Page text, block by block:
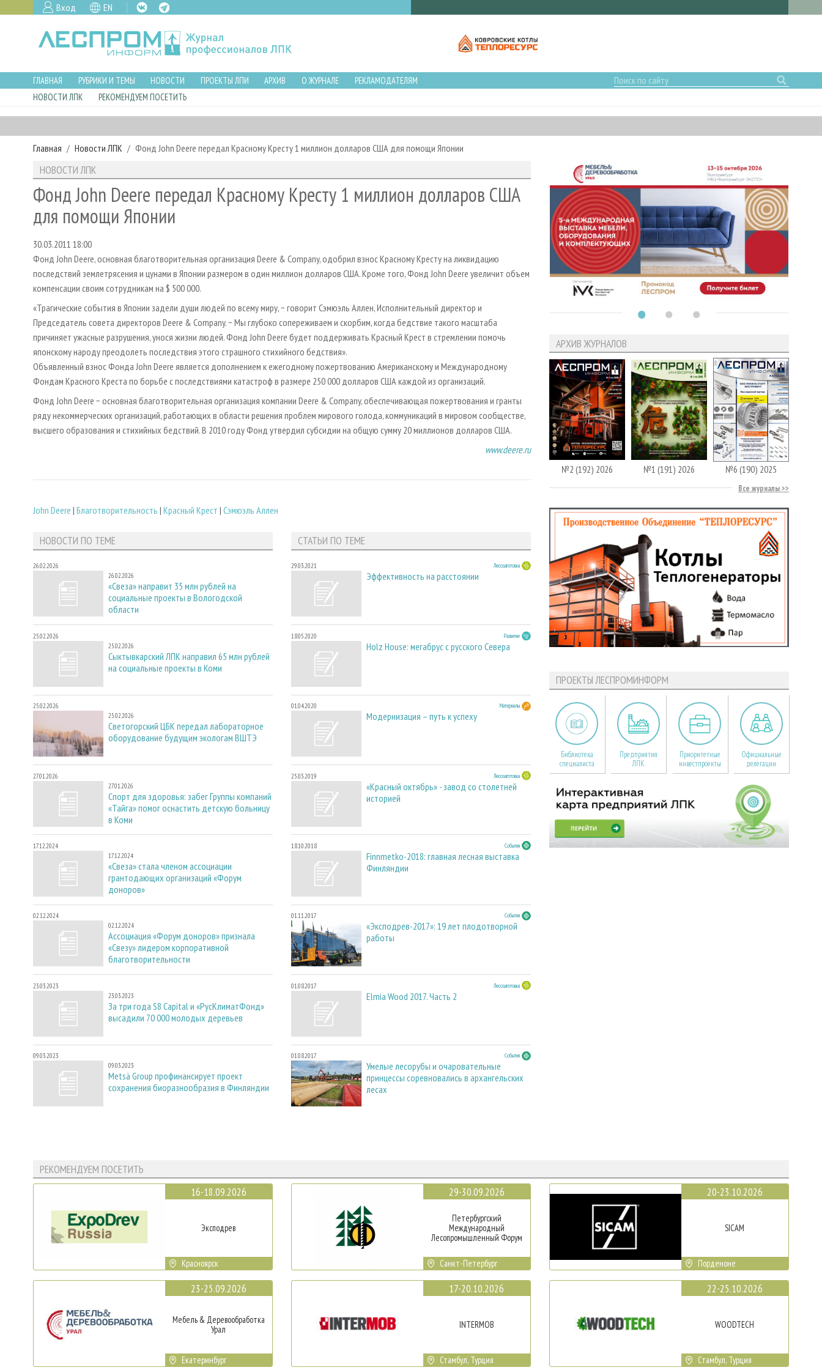
Вход EN
ГЛАВНАЯ РУБРИКИ И ТЕМЫ НОВОСТИ ПРОЕКТЫ ЛПИ АРХИВ О ЖУРНАЛЕ
РЕКЛАМОДАТЕЛЯМ
НОВОСТИ ЛПК
РЕКОМЕНДУЕМ ПОСЕТИТЬ
Главная Новости ЛПК Фонд John Deere передал Красному Кресту 1 миллион долларов США для помощи Японии
НОВОСТИ ЛПК
Фонд John Deere передал Красному Кресту 1 миллион долларов США
для помощи Японии
30.03.2011 18:00
Фонд John Deere, основная благотворительная организация Deere & Company, одобрил взнос Красному Кресту на ликвидацию
последствий землетрясения и цунами в Японии размером в один миллион долларов США. Кроме того, Фонд John Deere увеличит объем
компенсации своим сотрудникам на $ 500 000.
«Трагические события в Японии задели души людей по всему миру, − говорит Сэмюэль Аллен, Исполнительный директор и
Председатель совета директоров Deere & Company. − Мы глубоко сопереживаем и скорбим, когда бедствие такого масштаба
причиняет ужасные разрушения, унося жизни людей. Фонд John Deere будет поддерживать Красный Крест в стремлении помочь
японскому народу преодолеть последствия этого страшного стихийного бедствия».
Объявленный взнос Фонда John Deere является дополнением к ежегодному пожертвованию Американскому и Международному
Фондам Красного Креста по борьбе с последствиями катастроф в размере 250 000 долларов США каждой из организаций.
Фонд John Deere − основная благотворительная организация компании Deere & Company, обеспечивающая пожертвования и гранты
ряду некоммерческих организаций, работающих в области решения проблем мирового голода, коммуникаций в мировом сообществе,
высшего образования и стихийных бедствий. В 2010 году Фонд утвердил субсидии на общую сумму 20 миллионов долларов США.
www.deere.ru
John Deere | Благотворительность | Красный Крест | Сэмюэль Аллен
НОВОСТИ ПО ТЕМЕ
26.02.2026
26.02.2026
«Свеза» направит 35 млн рублей на
социальные проекты в Вологодской
области
25.02.2026
25.02.2026
Сыктывкарский ЛПК направил 65 млн рублей
на социальные проекты в Коми
25.02.2026
25.02.2026
Светогорский ЦБК передал лабораторное
оборудование будущим экологам ВШТЭ
27.01.2026
27.01.2026
Спорт для здоровья: забег Группы компаний
«Тайга» помог оснастить детскую больницу
в Коми
17.12.2024
17.12.2024
«Свеза» стала членом ассоциации
грантодающих организаций «Форум
доноров»
02.12.2024
02.12.2024
Ассоциация «Форум доноров» признала
«Свезу» лидером корпоративной
благотворительности
23.03.2023
23.03.2023
За три года S8 Capital и «РусКлиматФонд»
высадили 70 000 молодых деревьев
09.03.2023
09.03.2023
Metsä Group профинансирует проект
сохранения биоразнообразия в Финляндии
СТАТЬИ ПО ТЕМЕ
29.03.2021 Лесозаготовка
Эффективность на расстоянии
18.05.2020 Развитие
Holz House: мегабрус с русского Севера
01.04.2020 Материалы
Модернизация – путь к успеху
25.03.2019 Лесозаготовка
«Красный октябрь» - завод со столетней
историей
18.10.2018 События
Finnmetko-2018: главная лесная выставка
Финляндии
01.11.2017 События
«Эксподрев-2017»: 19 лет плодотворной
работы
01.08.2017 Лесозаготовка
Elmia Wood 2017. Часть 2
01.08.2017 События
Умелые лесорубы и очаровательные
принцессы соревновались в архангельских
лесах
АРХИВ ЖУРНАЛОВ
№2 (192) 2026 №1 (191) 2026 №6 (190) 2025
Все журналы
ПРОЕКТЫ ЛЕСПРОМИНФОРМ
Библиотека
специалиста
Предприятия
ЛПК
Приоритетные
инвестпроекты
Официальные
делегации
РЕКОМЕНДУЕМ ПОСЕТИТЬ
16-18.09.2026
Эксподрев
Красноярск
23-25.09.2026
Мебель & Деревообработка
Урал
Екатеринбург
29-30.09.2026
Петербургский
Международный
Лесопромышленный Форум
Санкт-Петербург
17-20.10.2026
INTERMOB
Стамбул, Турция
20-23.10.2026
SICAM
Порденоне
22-25.10.2026
WOODTECH
Стамбул, Турция